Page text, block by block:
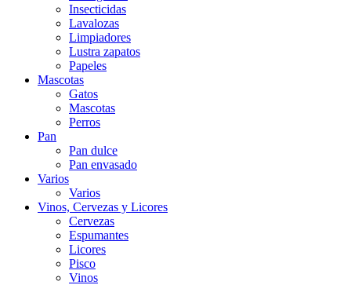
Insecticidas
Lavalozas
Limpiadores
Lustra zapatos
Papeles
Mascotas
Gatos
Mascotas
Perros
Pan
Pan dulce
Pan envasado
Varios
Varios
Vinos, Cervezas y Licores
Cervezas
Espumantes
Licores
Pisco
Vinos